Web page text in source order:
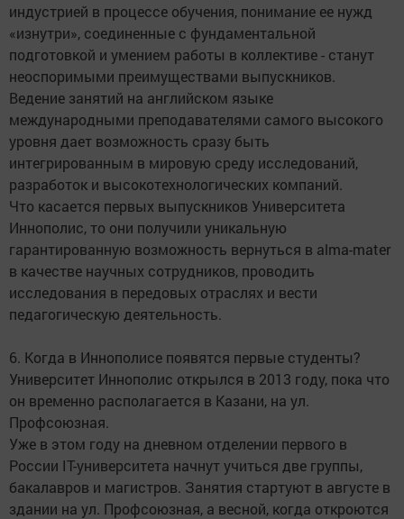
индустрией в процессе обучения, понимание ее нужд
«изнутри», соединенные с фундаментальной
подготовкой и умением работы в коллективе - станут
неоспоримыми преимуществами выпускников.
Ведение занятий на английском языке
международными преподавателями самого высокого
уровня дает возможность сразу быть
интегрированным в мировую среду исследований,
разработок и высокотехнологических компаний.
Что касается первых выпускников Университета
Иннополис, то они получили уникальную
гарантированную возможность вернуться в alma-mater
в качестве научных сотрудников, проводить
исследования в передовых отраслях и вести
педагогическую деятельность.
6. Когда в Иннополисе появятся первые студенты?
Университет Иннополис открылся в 2013 году, пока что
он временно располагается в Казани, на ул.
Профсоюзная.
Уже в этом году на дневном отделении первого в
России IT-университета начнут учиться две группы,
бакалавров и магистров. Занятия стартуют в августе в
здании на ул. Профсоюзная, а весной, когда откроются